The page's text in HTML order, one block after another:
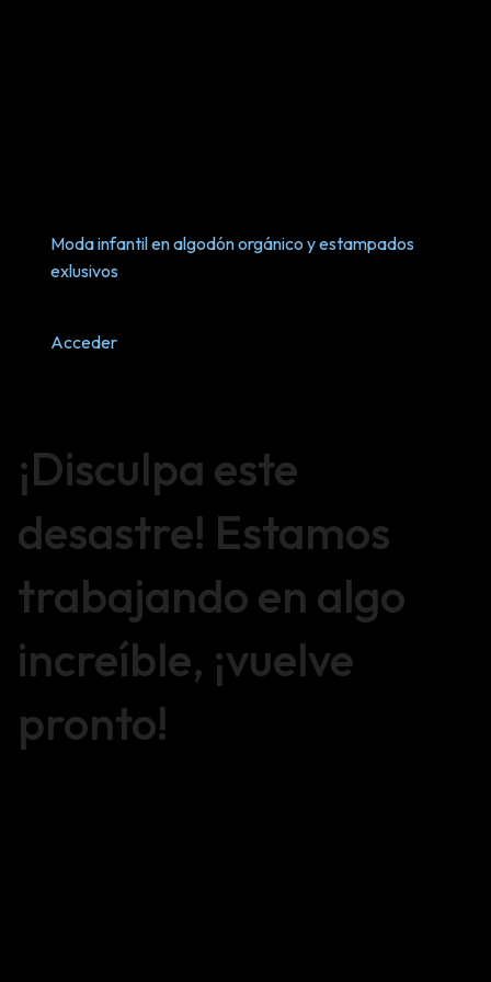
Moda infantil en algodón orgánico y estampados
exlusivos
Acceder
¡Disculpa este
desastre! Estamos
trabajando en algo
increíble, ¡vuelve
pronto!